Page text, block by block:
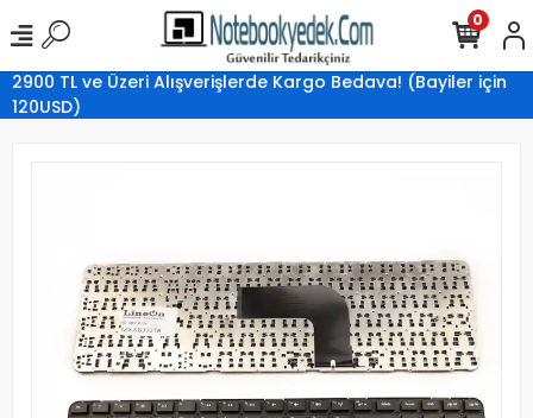
2900 TL ve Üzeri Alışverişlerde Kargo Bedava! (Bayiler için
120USD)
0